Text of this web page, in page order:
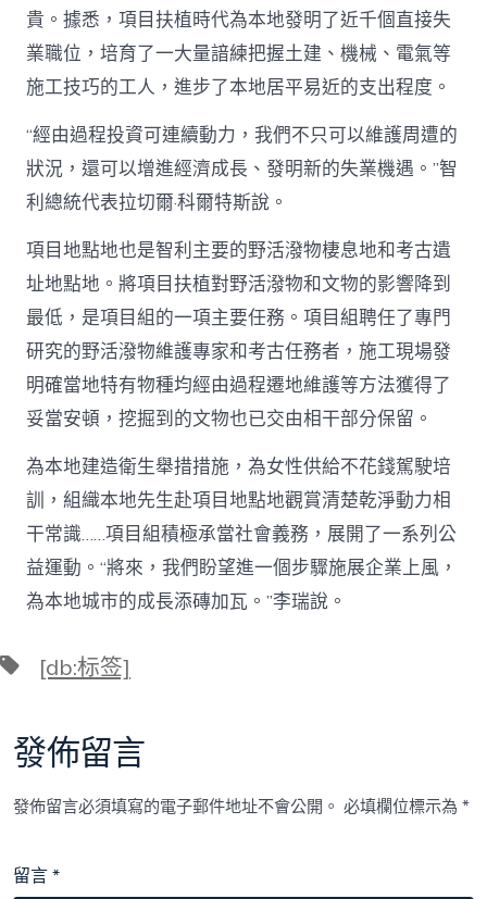
貴。據悉，項目扶植時代為本地發明了近千個直接失
業職位，培育了一大量諳練把握土建、機械、電氣等
施工技巧的工人，進步了本地居平易近的支出程度。
“經由過程投資可連續動力，我們不只可以維護周遭的
狀況，還可以增進經濟成長、發明新的失業機遇。”智
利總統代表拉切爾·科爾特斯說。
項目地點地也是智利主要的野活潑物棲息地和考古遺
址地點地。將項目扶植對野活潑物和文物的影響降到
最低，是項目組的一項主要任務。項目組聘任了專門
研究的野活潑物維護專家和考古任務者，施工現場發
明確當地特有物種均經由過程遷地維護等方法獲得了
妥當安頓，挖掘到的文物也已交由相干部分保留。
為本地建造衛生舉措措施，為女性供給不花錢駕駛培
訓，組織本地先生赴項目地點地觀賞清楚乾淨動力相
干常識……項目組積極承當社會義務，展開了一系列公
益運動。“將來，我們盼望進一個步驟施展企業上風，
為本地城市的成長添磚加瓦。”李瑞說。
標 [db:标签]
發佈留言
發佈留言必須填寫的電子郵件地址不會公開。 必填欄位標示為*
留言*